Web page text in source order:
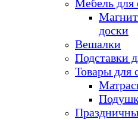
Мебель для
доски
Вешалки
Подставки
Товары для